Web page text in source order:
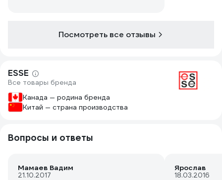
Не кидайте колеса при укладке и все
Посмотреть все отзывы
ESSE
Все товары бренда
Канада — родина бренда
Китай — страна производства
Вопросы и ответы
Мамаев Вадим
21.10.2017
Ярослав
18.03.2016